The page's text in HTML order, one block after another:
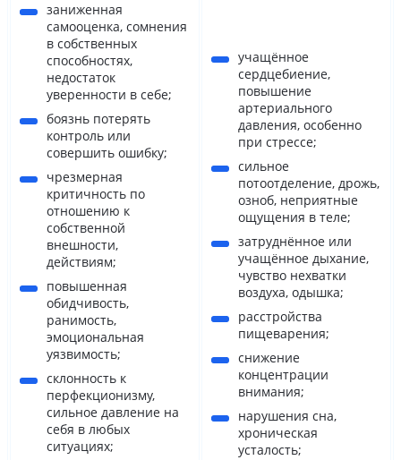
заниженная
самооценка, сомнения
в собственных
способностях,
недостаток
уверенности в себе;
боязнь потерять
контроль или
совершить ошибку;
чрезмерная
критичность по
отношению к
собственной
внешности,
действиям;
повышенная
обидчивость,
ранимость,
эмоциональная
уязвимость;
склонность к
перфекционизму,
сильное давление на
себя в любых
ситуациях;
учащённое
сердцебиение,
повышение
артериального
давления, особенно
при стрессе;
сильное
потоотделение, дрожь,
озноб, неприятные
ощущения в теле;
затруднённое или
учащённое дыхание,
чувство нехватки
воздуха, одышка;
расстройства
пищеварения;
снижение
концентрации
внимания;
нарушения сна,
хроническая
усталость;